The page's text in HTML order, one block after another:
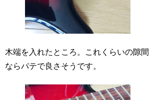
木端を入れたところ。これくらいの隙間
ならパテで良さそうです。